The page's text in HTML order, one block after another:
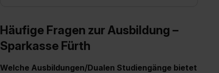
Häufige Fragen zur Ausbildung –
Sparkasse Fürth
Welche Ausbildungen/Dualen Studiengänge bietet